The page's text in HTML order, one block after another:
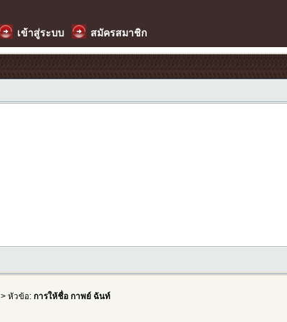
เข้าสู่ระบบ สมัครสมาชิก
> หัวข้อ:การให้ชื่อ กาพย์ ฉันท์